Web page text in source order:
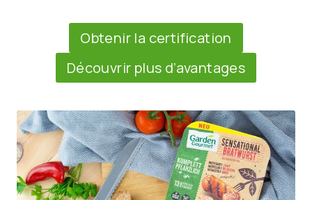
Obtenir la certification
Découvrir plus d’avantages